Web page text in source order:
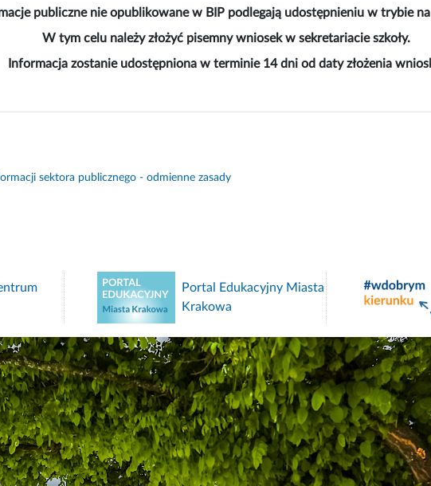
publiczne nie opublikowane w BIP podlegają udostępnieniu w trybie
W tym celu należy złożyć pisemny wniosek w sekretariacie szkoły.
Informacja zostanie udostępniona w terminie 14 dni od daty złożenia
sektora publicznego - odmienne zasady
Portal Edukacyjny Miasta
Krakowa